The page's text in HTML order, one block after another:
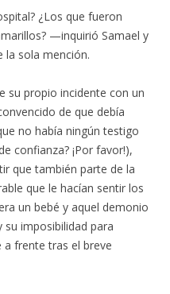
¿Los que fueron
—inquirió Samael y
la sola mención.
su propio incidente con un
de que debía
no había ningún testigo
confianza? ¡Por favor!),
que también parte de la
que le hacían sentir los
un bebé y aquel demonio
su imposibilidad para
frente tras el breve